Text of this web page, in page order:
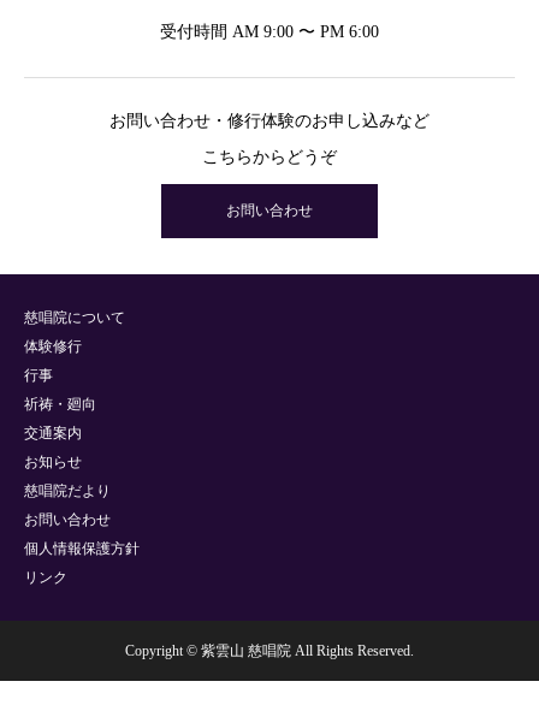
受付時間 AM 9:00 〜 PM 6:00
お問い合わせ・修行体験のお申し込みなど
こちらからどうぞ
お問い合わせ
慈唱院について
体験修行
行事
祈祷・廻向
交通案内
お知らせ
慈唱院だより
お問い合わせ
個人情報保護方針
リンク
Copyright © 紫雲山 慈唱院 All Rights Reserved.